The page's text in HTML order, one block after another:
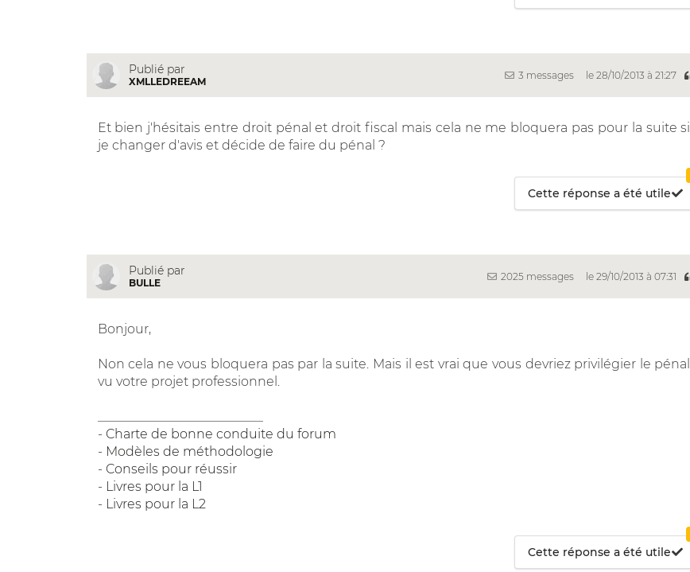
Publié par
XMLLEDREEAM
3 messages le 28/10/2013 à 21:27
Et bien j'hésitais entre droit pénal et droit fiscal mais cela ne me bloquera pas pour la suite si
je changer d'avis et décide de faire du pénal ?
Cette réponse a été utile
Publié par
BULLE
2025 messages le 29/10/2013 à 07:31
Bonjour,
Non cela ne vous bloquera pas par la suite. Mais il est vrai que vous devriez privilégier le pénal
vu votre projet professionnel.
- Charte de bonne conduite du forum
- Modèles de méthodologie
- Conseils pour réussir
- Livres pour la L1
- Livres pour la L2
Cette réponse a été utile